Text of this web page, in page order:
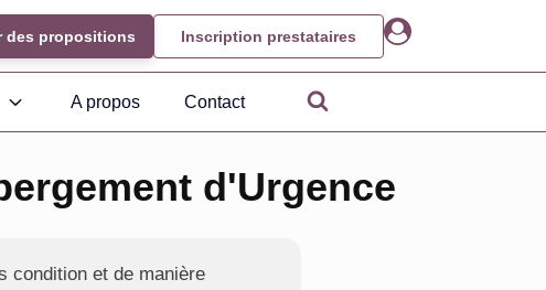
des propositions Inscription prestataires
A propos Contact
d'Urgence
condition et de manière